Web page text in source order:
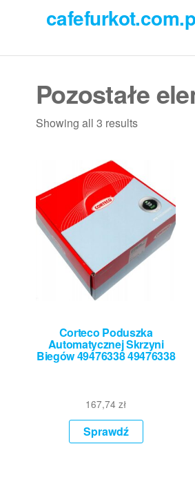
Pozostałe
Showing all 3 results
Corteco Poduszka
Automatycznej Skrzyni
Biegów 49476338 49476338
167,74zł
Sprawdź